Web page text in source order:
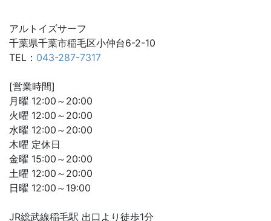
アルトイズサーフ
千葉県千葉市稲毛区小仲台6-2-10
TEL： 043-287-7317
[営業時間]
月曜 12:00～20:00
火曜 12:00～20:00
水曜 12:00～20:00
木曜 定休日
金曜 15:00～20:00
土曜 12:00～20:00
日曜 12:00～19:00
JR総武線稲毛駅 出口より徒歩1分